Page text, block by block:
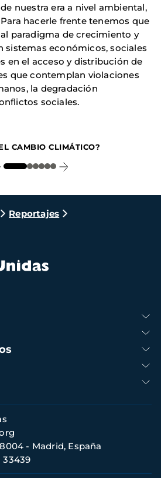
nuestra era a nivel ambiental,
hacerle frente tenemos que
paradigma de crecimiento y
sistemas económicos, sociales
en el acceso y distribución de
que contemplan violaciones
la degradación
sociales.
CAMBIO CLIMÁTICO?
Reportajes
- Madrid, España
33439